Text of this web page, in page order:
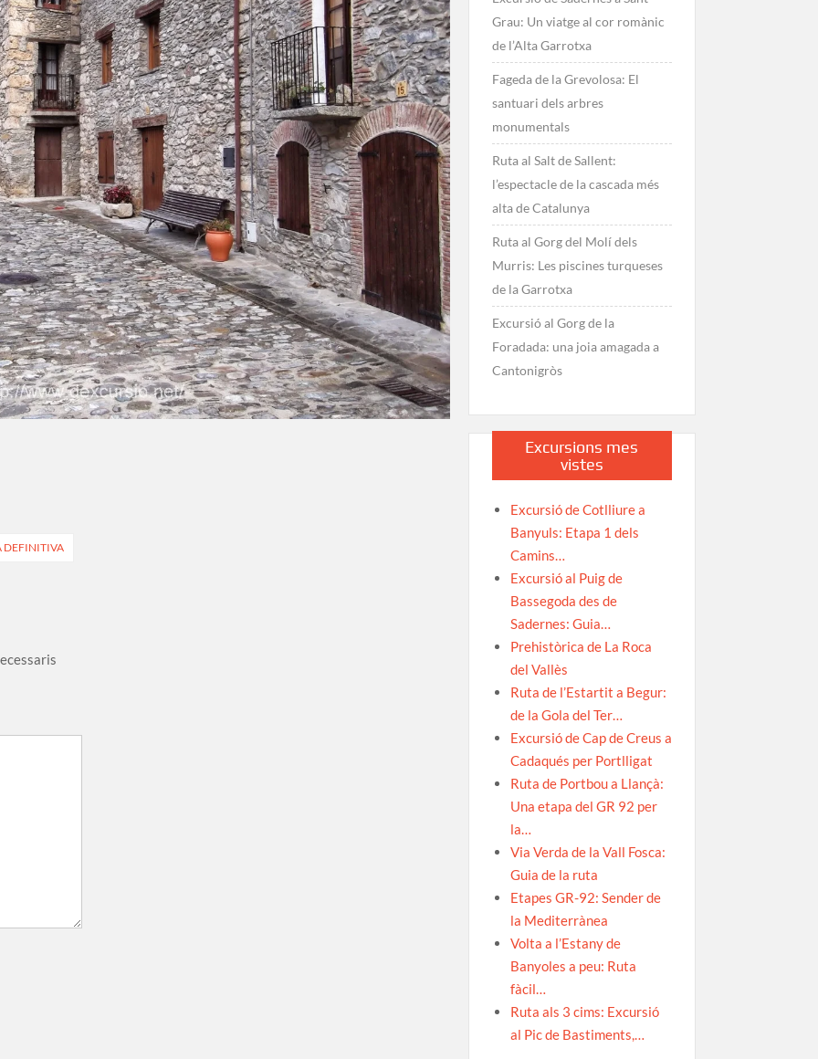
DEFINITIVA
Grau: Un viatge al cor romànic
de l’Alta Garrotxa
Fageda de la Grevolosa: El
santuari dels arbres
monumentals
Ruta al Salt de Sallent:
l’espectacle de la cascada més
alta de Catalunya
Ruta al Gorg del Molí dels
Murris: Les piscines turqueses
de la Garrotxa
Excursió al Gorg de la
Foradada: una joia amagada a
Cantonigròs
Excursions mes
vistes
Excursió de Cotlliure a
Banyuls: Etapa 1 dels
Camins…
Excursió al Puig de
Bassegoda des de
Sadernes: Guia…
Prehistòrica de La Roca
del Vallès
Ruta de l’Estartit a Begur:
de la Gola del Ter…
Excursió de Cap de Creus a
Cadaqués per Portlligat
Ruta de Portbou a Llançà:
Una etapa del GR 92 per
la…
Via Verda de la Vall Fosca:
Guia de la ruta
Etapes GR-92: Sender de
la Mediterrànea
Volta a l’Estany de
Banyoles a peu: Ruta
fàcil…
Ruta als 3 cims: Excursió
al Pic de Bastiments,…